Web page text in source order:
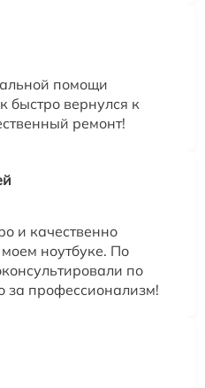
помощи
быстро вернулся к
ремонт!
и качественно
ноутбуке. По
по
за профессионализм!